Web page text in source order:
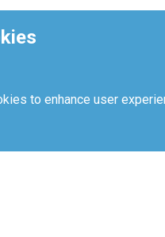
to enhance user